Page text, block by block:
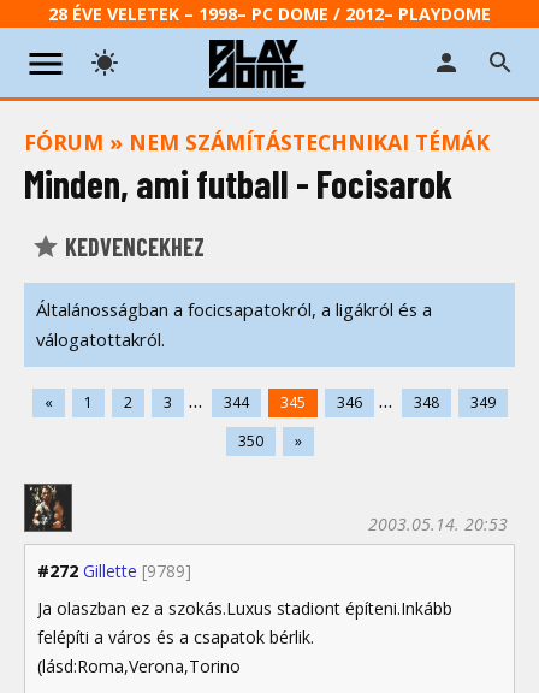
28 ÉVE VELETEK – 1998– PC DOME / 2012– PLAYDOME
FÓRUM » NEM SZÁMÍTÁSTECHNIKAI TÉMÁK
Minden, ami futball - Focisarok
KEDVENCEKHEZ
Általánosságban a focicsapatokról, a ligákról és a
válogatottakról.
« 1 2 3 ... 344 345 346 ... 348
349
350
»
#272 Gillette [9789]
2003.05.14. 20:53
Ja olaszban ez a szokás.Luxus stadiont építeni.Inkább
felépíti a város és a csapatok bérlik.
(lásd:Roma,Verona,Torino